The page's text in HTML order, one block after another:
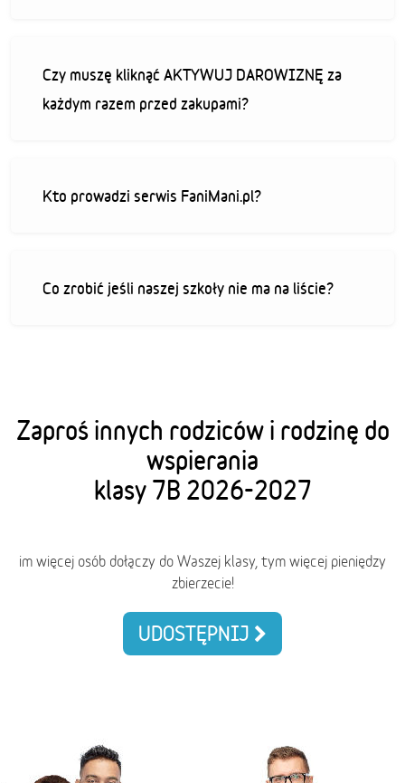
Czy muszę kliknąć AKTYWUJ DAROWIZNĘ za
każdym razem przed zakupami?
Kto prowadzi serwis FaniMani.pl?
Co zrobić jeśli naszej szkoły nie ma na liście?
Zaproś innych rodziców i rodzinę do
wspierania
klasy 7B 2026-2027
im więcej osób dołączy do Waszej klasy, tym więcej pieniędzy
zbierzecie!
UDOSTĘPNIJ